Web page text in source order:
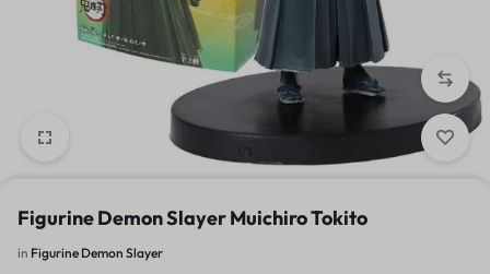
1/3
Figurine Demon Slayer Muichiro Tokito
in Figurine Demon Slayer